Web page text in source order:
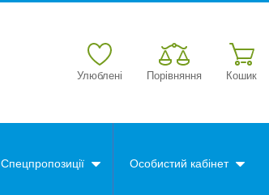
Улюблені Порівняння Кошик
Спецпропозиції Особистий кабінет